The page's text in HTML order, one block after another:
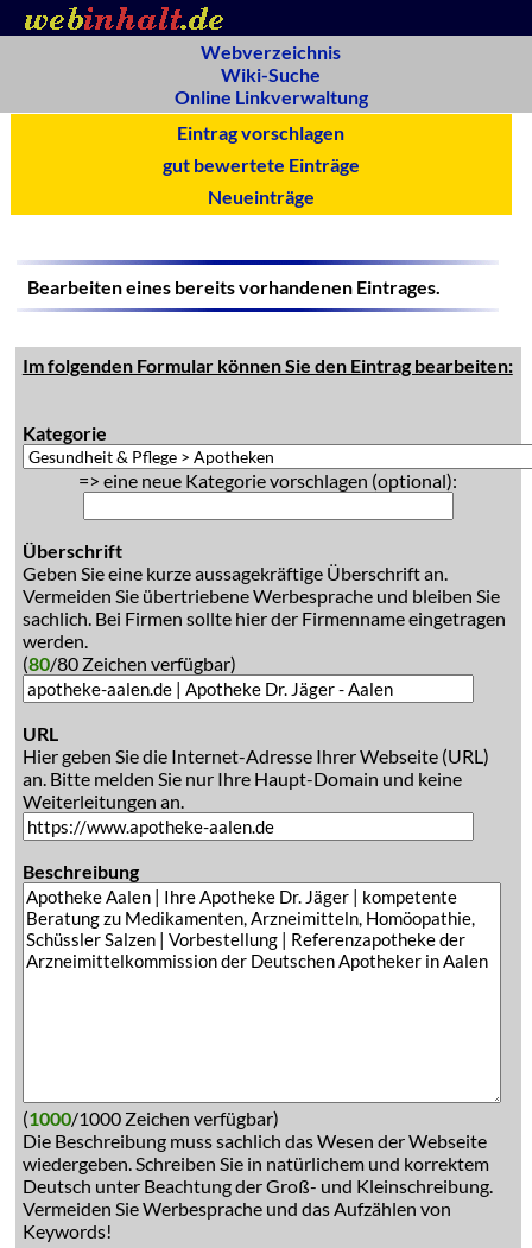
Webverzeichnis
Wiki-Suche
Online Linkverwaltung
Eintrag vorschlagen
gut bewertete Einträge
Neueinträge
Bearbeiten eines bereits vorhandenen Eintrages.
Im folgenden Formular können Sie den Eintrag bearbeiten:
Kategorie
=> eine neue Kategorie vorschlagen (optional):
Überschrift
Geben Sie eine kurze aussagekräftige Überschrift an.
Vermeiden Sie übertriebene Werbesprache und bleiben Sie
sachlich. Bei Firmen sollte hier der Firmenname eingetragen
werden.
(80/80 Zeichen verfügbar)
URL
Hier geben Sie die Internet-Adresse Ihrer Webseite (URL)
an. Bitte melden Sie nur Ihre Haupt-Domain und keine
Weiterleitungen an.
Beschreibung
(1000/1000 Zeichen verfügbar)
Die Beschreibung muss sachlich das Wesen der Webseite
wiedergeben. Schreiben Sie in natürlichem und korrektem
Deutsch unter Beachtung der Groß- und Kleinschreibung.
Vermeiden Sie Werbesprache und das Aufzählen von
Keywords!